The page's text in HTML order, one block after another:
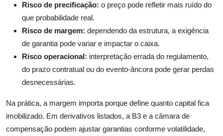
Risco de precificação: o preço pode refletir mais ruído do
que probabilidade real.
Risco de margem: dependendo da estrutura, a exigência
de garantia pode variar e impactar o caixa.
Risco operacional: interpretação errada do regulamento,
do prazo contratual ou do evento-âncora pode gerar perdas
desnecessárias.
Na prática, a margem importa porque define quanto capital fica
imobilizado. Em derivativos listados, a B3 e a câmara de
compensação podem ajustar garantias conforme volatilidade,